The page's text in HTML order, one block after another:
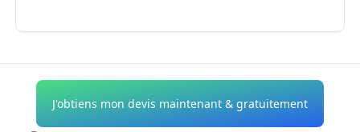
à Chaleur
Septfontaines
Installation Pompe
à Chaleur Alpes-de-
J'obtiens mon devis maintenant & gratuitement